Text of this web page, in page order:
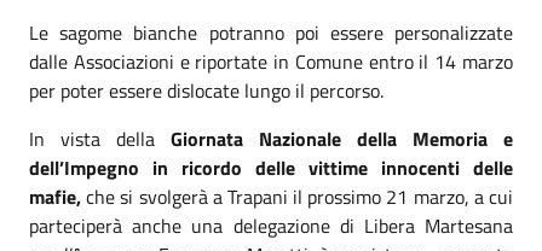
Le sagome bianche potranno poi essere personalizzate
dalle Associazioni e riportate in Comune entro il 14 marzo
per poter essere dislocate lungo il percorso.
In vista della Giornata Nazionale della Memoria e
dell’Impegno in ricordo delle vittime innocenti delle
mafie,che si svolgerà a Trapani il prossimo 21 marzo, a cui
parteciperà anche una delegazione di Libera Martesana